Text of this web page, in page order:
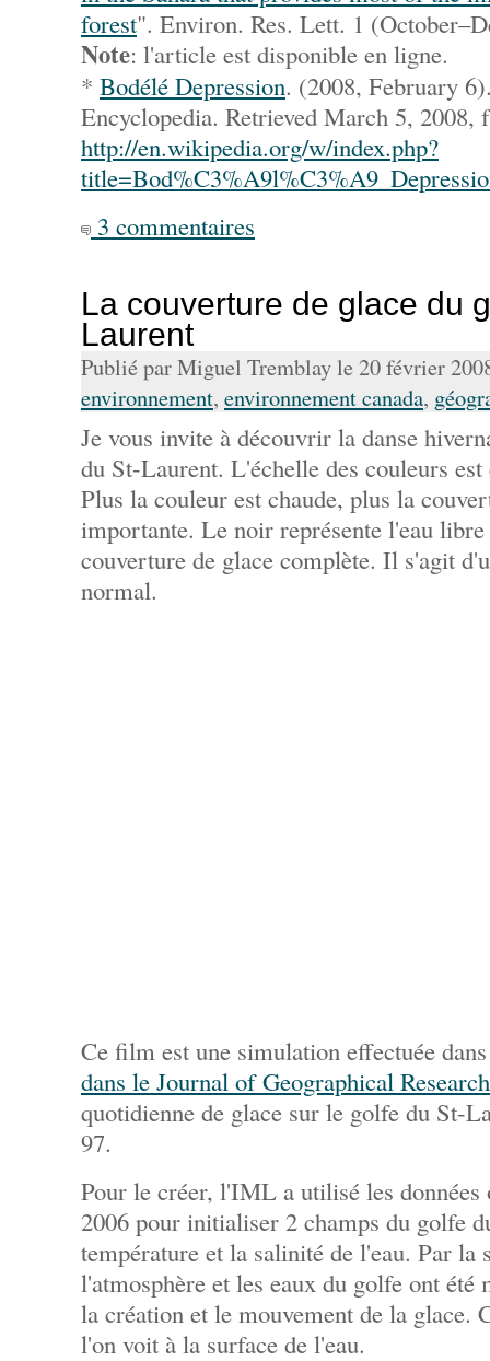
forest". Environ. Res. Lett. 1
Note: l'article est disponible en ligne.
* Bodélé Depression. (2008, February
Encyclopedia. Retrieved March 5, 2008,
http://en.wikipedia.org/w/index.php?
3 commentaires
La couverture de glace du
Laurent
Publié par Miguel Tremblay le 20 février
environnement, environnement canada,
Je vous invite à découvrir la danse
du St-Laurent. L'échelle des couleurs
Plus la couleur est chaude, plus la
importante. Le noir représente l'eau libre
couverture de glace complète. Il s'agit
normal.
Ce film est une simulation effectuée
dans le Journal of Geographical Research
quotidienne de glace sur le golfe du St-
97.
Pour le créer, l'IML a utilisé les données
2006 pour initialiser 2 champs du golfe
température et la salinité de l'eau. Par la
l'atmosphère et les eaux du golfe ont été
la création et le mouvement de la glace.
l'on voit à la surface de l'eau.